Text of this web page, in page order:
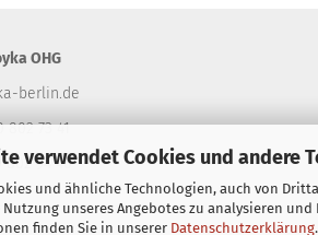
verwendet Cookies und andere
und ähnliche Technologien, auch von
unseres Angebotes zu analysieren
finden Sie in unserer Datenschutzerklärung.
OHG
berlin.de
802 73 41
802 94 40